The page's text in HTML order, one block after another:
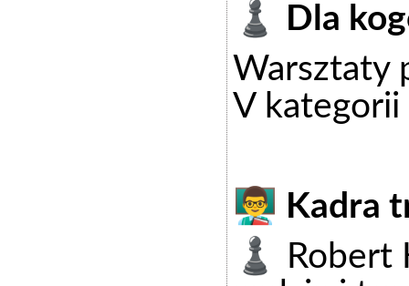
♟️ Dla
Warsztaty
V
👨‍🏫 Kadra
♟️ Robert